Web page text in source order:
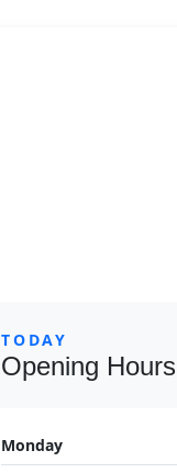
TODAY
Opening Hours
Monday